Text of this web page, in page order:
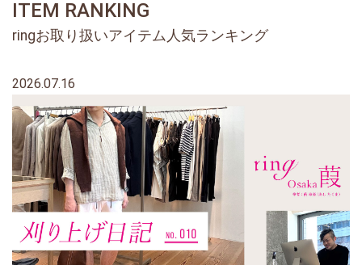
ITEM RANKING
ringお取り扱いアイテム人気ランキング
2026.07.16